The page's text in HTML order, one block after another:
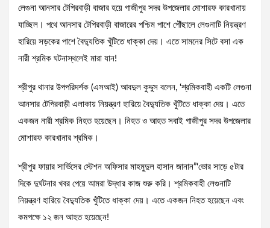
লেগুনা আনসার টেপিরবাড়ী বাজার হয়ে গাজীপুর সদর উপজেলার মোশারফ কারখানায়
যাচ্ছিল। পথে আনসার টেপিরবাড়ী বাজারের পশ্চিম পাশে পৌঁছালে লেগুনাটি নিয়ন্ত্রণ
হারিয়ে সড়কের পাশে বৈদ্যুতিক খুঁটিতে ধাক্কা দেয়। এতে সামনের সিটে বসা এক
নারী শ্রমিক ঘটনাস্থলেই মারা যান!
শ্রীপুর থানার উপপরিদর্শক (এসআই) আবদুল কুদ্দুস বলেন, ‘শ্রমিকবাহী একটি লেগুনা
আনসার টেপিরবাড়ী এলাকায় নিয়ন্ত্রণ হারিয়ে বৈদ্যুতিক খুঁটিতে ধাক্কা দেয়। এতে
একজন নারী শ্রমিক নিহত হয়েছেন। নিহত ও আহত সবাই গাজীপুর সদর উপজেলার
মোশারফ কারখানার শ্রমিক।
শ্রীপুর ফায়ার সার্ভিসের স্টেশন অফিসার মাহমুদুল হাসান জানান”‘ভোর সাড়ে ৫টার
দিকে দুর্ঘটনার খবর পেয়ে আমরা উদ্ধার কাজ শুরু করি। শ্রমিকবাহী লেগুনাটি
নিয়ন্ত্রণ হারিয়ে বৈদ্যুতিক খুঁটিতে ধাক্কা দেয়। এতে একজন নিহত হয়েছেন এবং
কমপক্ষে ১২ জন আহত হয়েছেন!